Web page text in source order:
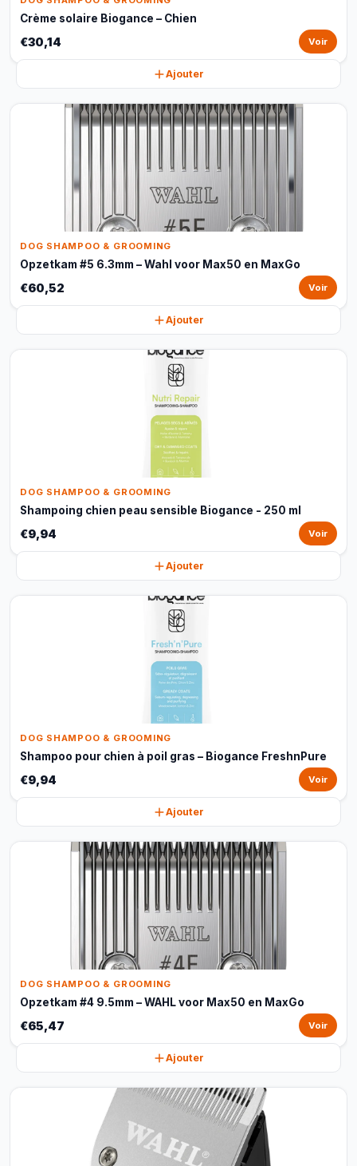
Crème solaire Biogance – Chien
€30,14 Voir
Ajouter
DOG SHAMPOO & GROOMING
Opzetkam #5 6.3mm – Wahl voor Max50 en MaxGo
€60,52 Voir
Ajouter
DOG SHAMPOO & GROOMING
Shampoing chien peau sensible Biogance - 250 ml
€9,94 Voir
Ajouter
DOG SHAMPOO & GROOMING
Shampoo pour chien à poil gras – Biogance FreshnPure
€9,94 Voir
Ajouter
DOG SHAMPOO & GROOMING
Opzetkam #4 9.5mm – WAHL voor Max50 en MaxGo
€65,47 Voir
Ajouter